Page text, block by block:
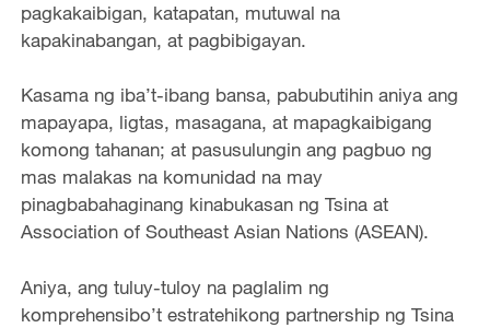
pagkakaibigan, katapatan, mutuwal na
kapakinabangan, at pagbibigayan.
Kasama ng iba’t-ibang bansa, pabubutihin aniya ang
mapayapa, ligtas, masagana, at mapagkaibigang
komong tahanan; at pasusulungin ang pagbuo ng
mas malakas na komunidad na may
pinagbabahaginang kinabukasan ng Tsina at
Association of Southeast Asian Nations (ASEAN).
Aniya, ang tuluy-tuloy na paglalim ng
komprehensibo’t estratehikong partnership ng Tsina